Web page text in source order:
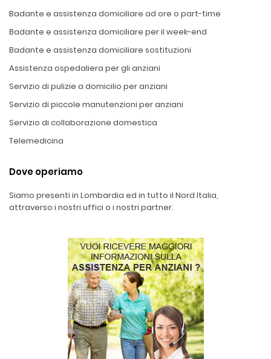
Badante e assistenza domiciliare ad ore o part-time
Badante e assistenza domiciliare per il week-end
Badante e assistenza domiciliare sostituzioni
Assistenza ospedaliera per gli anziani
Servizio di pulizie a domicilio per anziani
Servizio di piccole manutenzioni per anziani
Servizio di collaborazione domestica
Telemedicina
Dove operiamo
Siamo presenti in Lombardia ed in tutto il Nord Italia,
attraverso i nostri uffici o i nostri partner.